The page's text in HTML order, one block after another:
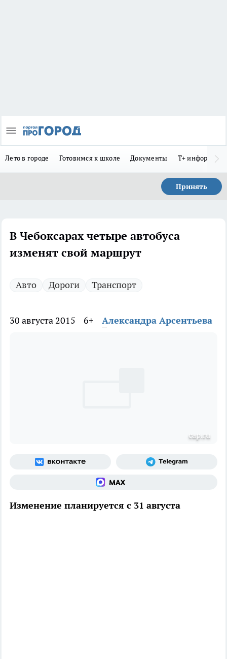
Лето в городе Готовимся к школе Документы Т+
Принять
В Чебоксарах четыре автобуса
изменят свой маршрут
Авто Дороги Транспорт
30 августа 2015 6+ Александра Арсентьева
cap.ru
Изменение планируется с 31 августа